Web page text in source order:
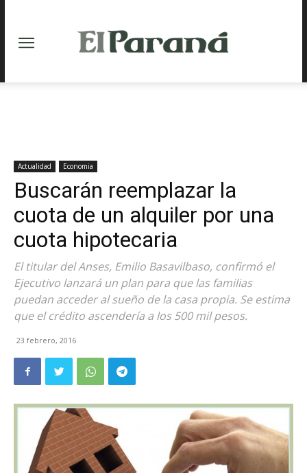
Actualidad Economia
Buscarán reemplazar la
cuota de un alquiler por una
cuota hipotecaria
El titular del Anses, Emilio Basavilbaso, confirmó el
Ejecutivo lanzará un plan para que las familias
puedan acceder al sueño de la casa propia. Se estima
que el crédito ascendería a los 500 mil pesos.
23 febrero, 2016